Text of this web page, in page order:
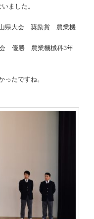
ました。
山県大会 奨励賞 農業機
会 優勝 農業機械科3年
たですね。